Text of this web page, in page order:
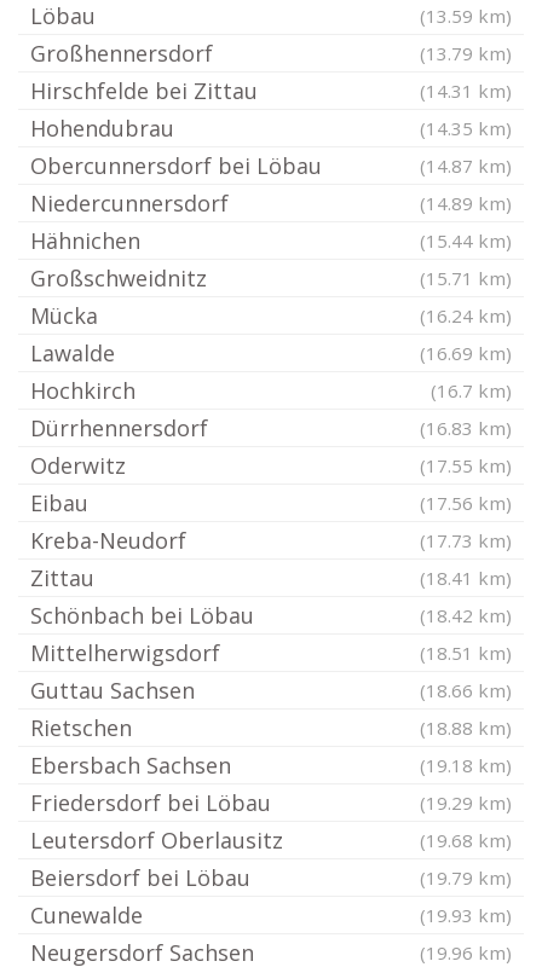
Löbau (13.59 km)
Großhennersdorf (13.79 km)
Hirschfelde bei Zittau (14.31 km)
Hohendubrau (14.35 km)
Obercunnersdorf bei Löbau (14.87 km)
Niedercunnersdorf (14.89 km)
Hähnichen (15.44 km)
Großschweidnitz (15.71 km)
Mücka (16.24 km)
Lawalde (16.69 km)
Hochkirch (16.7 km)
Dürrhennersdorf (16.83 km)
Oderwitz (17.55 km)
Eibau (17.56 km)
Kreba-Neudorf (17.73 km)
Zittau (18.41 km)
Schönbach bei Löbau (18.42 km)
Mittelherwigsdorf (18.51 km)
Guttau Sachsen (18.66 km)
Rietschen (18.88 km)
Ebersbach Sachsen (19.18 km)
Friedersdorf bei Löbau (19.29 km)
Leutersdorf Oberlausitz (19.68 km)
Beiersdorf bei Löbau (19.79 km)
Cunewalde (19.93 km)
Neugersdorf Sachsen (19.96 km)